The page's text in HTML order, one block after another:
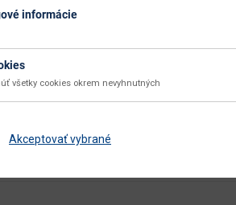
100
informácie
všetky cookies okrem nevyhnutných
Akceptovať vybrané